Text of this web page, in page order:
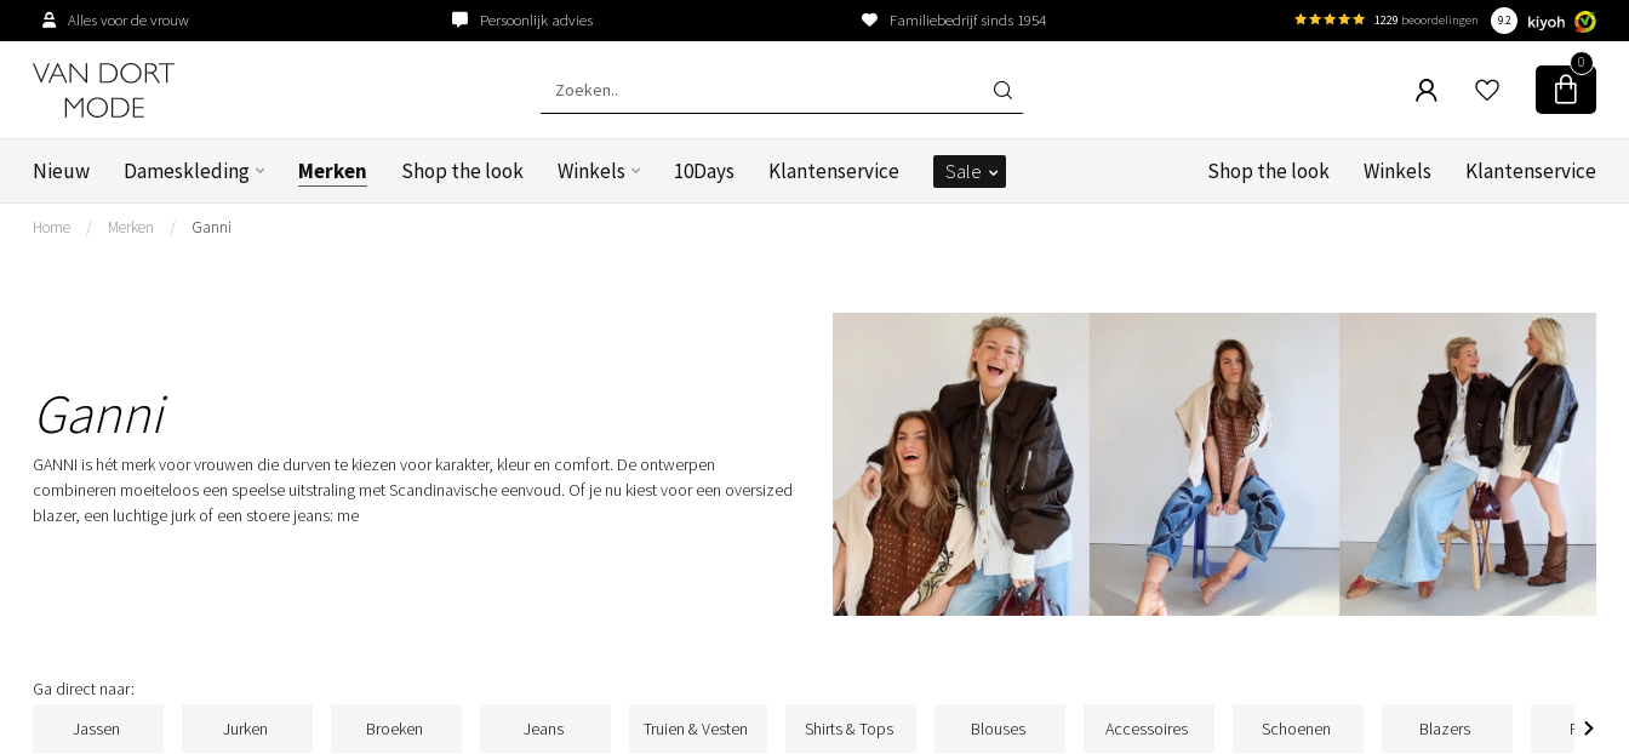
Alles voor de vrouw Persoonlijk advies Familiebedrijf sinds 1954 1229 beoordelingen 9.2
0
Nieuw Dameskleding Merken Shop the look Winkels 10Days Klantenservice Sale Shop the look Winkels Klantenservice
Home / Merken / Ganni
Ganni
GANNI is hét merk voor vrouwen die durven te kiezen voor karakter, kleur en comfort. De ontwerpen
combineren moeiteloos een speelse uitstraling met Scandinavische eenvoud. Of je nu kiest voor een oversized
blazer, een luchtige jurk of een stoere jeans: me
Ga direct naar:
Jassen
Jurken Broeken Jeans Truien & Vesten Shirts & Tops Blouses Accessoires Schoenen Blazers Rokken